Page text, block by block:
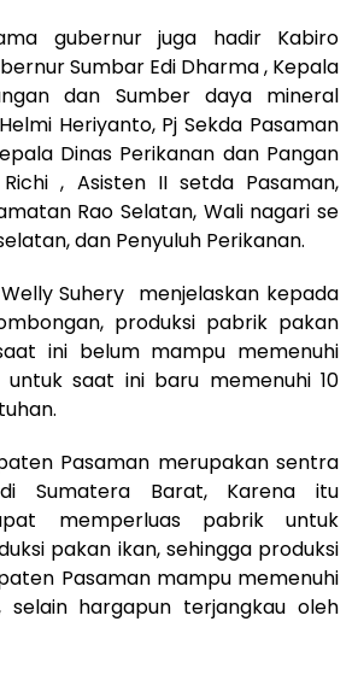
gubernur juga hadir Kabiro
Sumbar Edi Dharma , Kepala
dan Sumber daya mineral
Heriyanto, Pj Sekda Pasaman
Dinas Perikanan dan Pangan
, Asisten II setda Pasaman,
Rao Selatan, Wali nagari se
dan Penyuluh Perikanan.
Suhery menjelaskan kepada
produksi pabrik pakan
ini belum mampu memenuhi
untuk saat ini baru memenuhi 10
Pasaman merupakan sentra
Sumatera Barat, Karena itu
memperluas pabrik untuk
pakan ikan, sehingga produksi
Pasaman mampu memenuhi
selain hargapun terjangkau oleh